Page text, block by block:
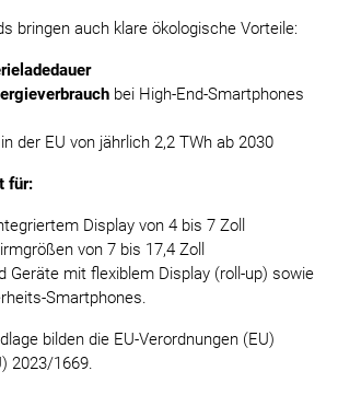
bringen auch klare ökologische Vorteile:
bei High-End-Smartphones
der EU von jährlich 2,2 TWh ab 2030
für:
Display von 4 bis 7 Zoll
von 7 bis 17,4 Zoll
Geräte mit flexiblem Display (roll-up) sowie
Smartphones.
bilden die EU-Verordnungen (EU)
2023/1669.